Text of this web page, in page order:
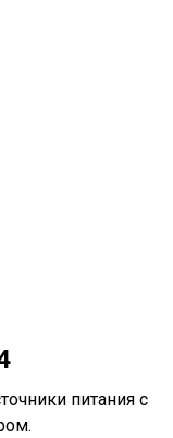
питания с